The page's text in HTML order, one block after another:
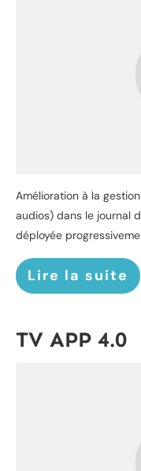
Amélioration à la
audios) dans le journal
déployée
Lire la suite
TV APP 4.0